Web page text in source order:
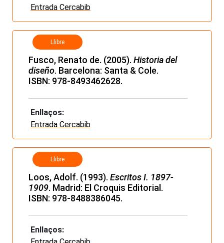
Entrada Cercabib
Llibre
Fusco, Renato de. (2005). Historia del
diseño. Barcelona: Santa & Cole.
ISBN: 978-8493462628.
Enllaços:
Entrada Cercabib
Llibre
Loos, Adolf. (1993). Escritos I. 1897-
1909. Madrid: El Croquis Editorial.
ISBN: 978-8488386045.
Enllaços: